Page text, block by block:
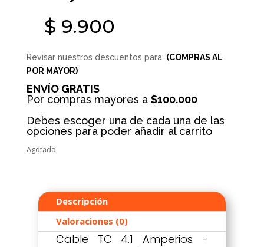
$ 9.900
Revisar nuestros descuentos para: (COMPRAS AL
POR MAYOR)
ENVÍO GRATIS
Por compras mayores a $100.000
Debes escoger una de cada una de las
opciones para poder añadir al carrito
Agotado
Descripción
Valoraciones (0)
Cable TC 4.1 Amperios -